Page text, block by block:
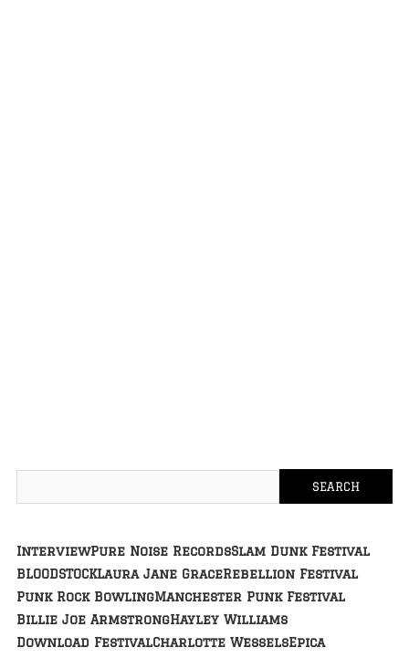
InterviewPure Noise RecordsSlam Dunk Festival
BLOODSTOCKLaura Jane GraceRebellion Festival
Punk Rock BowlingManchester Punk Festival
Billie Joe ArmstrongHayley Williams
Download FestivalCharlotte WesselsEpica